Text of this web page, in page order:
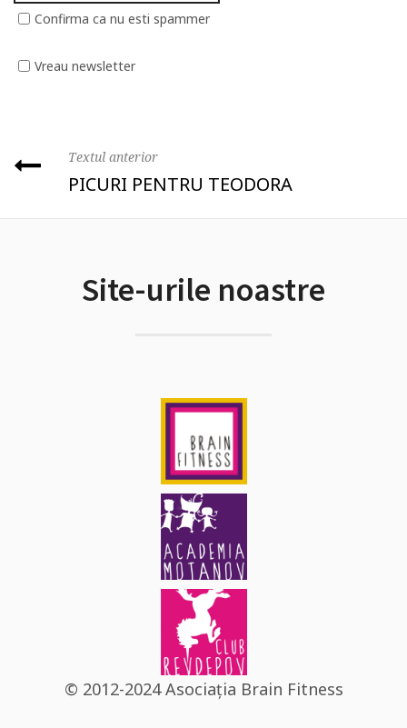
Confirma ca nu esti spammer
Vreau newsletter
Textul anterior
PICURI PENTRU TEODORA
Site-urile noastre
© 2012-2024 Asociația Brain Fitness